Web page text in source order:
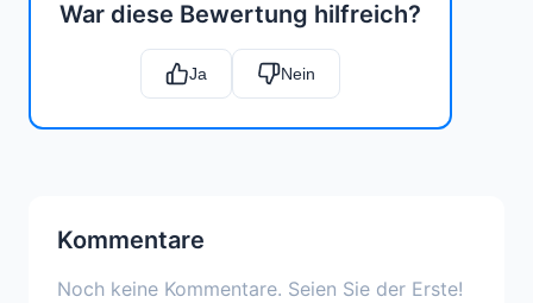
War diese Bewertung hilfreich?
Ja Nein
Kommentare
Noch keine Kommentare. Seien Sie der Erste!